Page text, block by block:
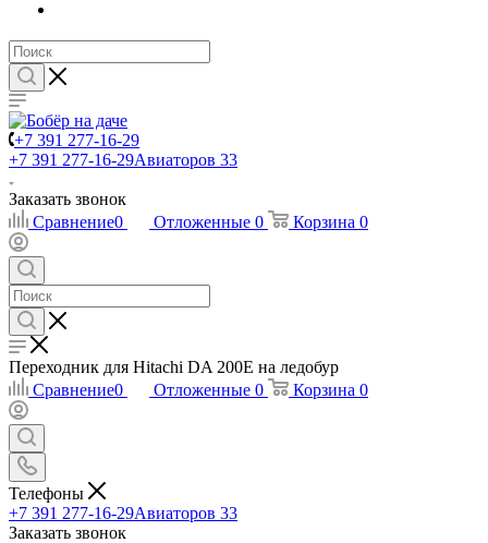
+7 391 277-16-29
+7 391 277-16-29Авиаторов 33
Заказать звонок
Сравнение0 Отложенные 0 Корзина 0
Переходник для Hitachi DA 200E на ледобур
Сравнение0 Отложенные 0 Корзина 0
Телефоны
+7 391 277-16-29Авиаторов 33
Заказать звонок